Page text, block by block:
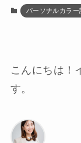
パーソナルカラー
こんにちは！
す。